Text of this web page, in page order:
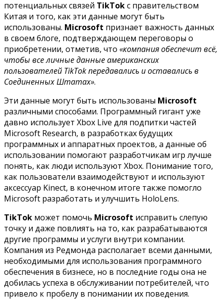
потенциальных связей TikTokс правительством
Китая и того, как эти данные могут быть
использованы. Microsoft признает важность данных
в своем блоге, подтверждающем переговоры о
приобретении, отметив, что «компания обеспечит всё,
чтобы все личные данные американских
пользователей TikTok передавались и оставались в
Соединенных Штатах».
Эти данные могут быть использованы Microsoft
различными способами. Программный гигант уже
давно использует Xbox Live для подпитки частей
Microsoft Research, в разработках будущих
программных и аппаратных проектов, а данные об
использовании помогают разработчикам игр лучше
понять, как люди используют Xbox. Понимание того,
как пользователи взаимодействуют и используют
аксессуар Kinect, в конечном итоге также помогло
Microsoft разработать и улучшить HoloLens.
TikTok может помочь Microsoft исправить слепую
точку и даже повлиять на то, как разрабатываются
другие программы и услуги внутри компании.
Компания из Редмонда располагает всеми данными,
необходимыми для использования программного
обеспечения в бизнесе, но в последние годы она не
добилась успеха в обслуживании потребителей, что
привело к пробелу в понимании их поведения.